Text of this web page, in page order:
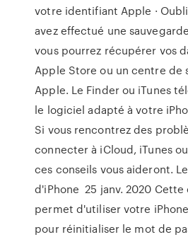
votre identifiant Apple ·
avez effectué une
vous pourrez récupérer vos
Apple Store ou un centre de
Apple. Le Finder ou iTunes
le logiciel adapté à votre
Si vous rencontrez des
connecter à iCloud, iTunes
ces conseils vous aideront.
d'iPhone 25 janv. 2020 Cette
permet d'utiliser votre
pour réinitialiser le mot de